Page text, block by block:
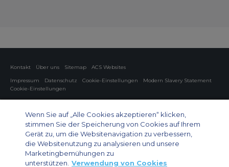
Kontakt Über uns Sitemap
ACS Websites
Impressum
Datenschutz Cookie-Einstellungen
Modern Slavery Statement
Cookie-Einstellungen
Charter von Privatflugzeugen
Gruppen-Charterflüge
Cargo Charter
Private Charter App
Wenn Sie auf „Alle Cookies akzeptieren“ klicken,
stimmen Sie der Speicherung von Cookies auf Ihrem
Gerät zu, um die Websitenavigation zu verbessern,
die Websitenutzung zu analysieren und unsere
Marketingbemühungen zu
unterstützen. Verwendung von Cookies